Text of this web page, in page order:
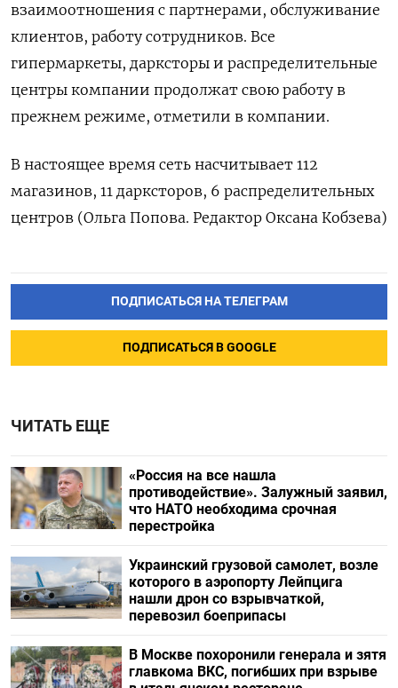
взаимоотношения с партнерами, обслуживание
клиентов, работу сотрудников. Все
гипермаркеты, дарксторы и распределительные
центры компании продолжат свою работу в
прежнем режиме, отметили в компании.
В настоящее время сеть насчитывает 112
магазинов, 11 дарксторов, 6 распределительных
центров (Ольга Попова. Редактор Оксана Кобзева)
ПОДПИСАТЬСЯ НА ТЕЛЕГРАМ
ПОДПИСАТЬСЯ В GOOGLE
ЧИТАТЬ ЕЩЕ
«Россия на все нашла
противодействие». Залужный заявил,
что НАТО необходима срочная
перестройка
Украинский грузовой самолет, возле
которого в аэропорту Лейпцига
нашли дрон со взрывчаткой,
перевозил боеприпасы
В Москве похоронили генерала и зятя
главкома ВКС, погибших при взрыве